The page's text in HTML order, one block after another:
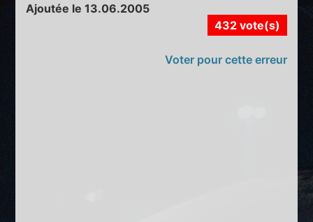
Ajoutée le 13.06.2005
432 vote(s)
Voter pour cette erreur